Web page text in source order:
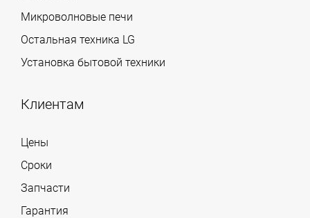
Микроволновые печи
Остальная техника LG
Установка бытовой техники
Клиентам
Цены
Сроки
Запчасти
Гарантия